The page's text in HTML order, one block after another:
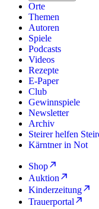
Orte
Themen
Autoren
Spiele
Podcasts
Videos
Rezepte
E-Paper
Club
Gewinnspiele
Newsletter
Archiv
Steirer helfen
Kärntner in Not
Shop
Auktion
Kinderzeitung
Trauerportal